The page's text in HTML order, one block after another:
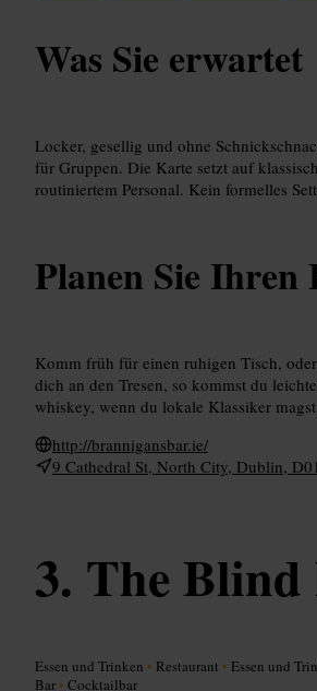
Was Sie erwartet
Locker, gesellig und ohne
für Gruppen. Die Karte setzt auf
routiniertem Personal. Kein formelles
Planen Sie Ihren
Komm früh für einen ruhigen Tisch,
dich an den Tresen, so kommst du
whiskey, wenn du lokale Klassiker
http://brannigansbar.ie/
9 Cathedral St, North City, Dublin,
The Blind
Essen und Trinken • Restaurant • Essen und
Bar • Cocktailbar